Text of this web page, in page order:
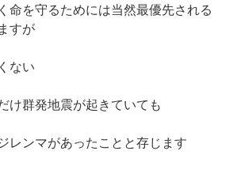
命を守るためには当然最優先される
すが
ない
け群発地震が起きていても
レンマがあったことと存じます